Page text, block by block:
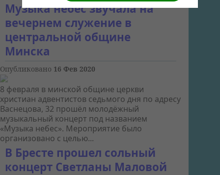
Музыка небес звучала на
вечернем служение в
центральной общине
Минска
Опубликовано 16 Фев 2020
8 февраля в минской общине церкви
христиан адвентистов седьмого дня по адресу
Васнецова, 32 прошёл молодёжный
музыкальный концерт под названием
«Музыка небес». Мероприятие было
организовано с целью...
В Бресте прошел сольный
концерт Светланы Маловой